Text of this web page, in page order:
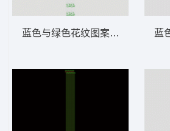
蓝色与绿色花纹图案序列 窗帘版带
蓝